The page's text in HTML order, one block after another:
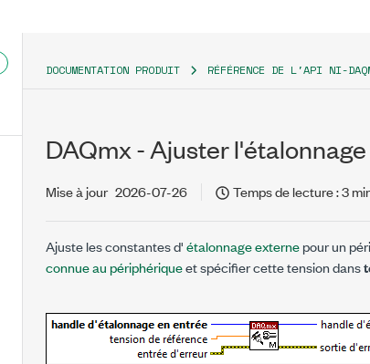
DOCUMENTATION PRODUIT RÉFÉRENCE DE L'API NI-
DAQmx - Ajuster
Mise à jour 2026-07-26 Temps de lecture : 3
Ajuste les constantes d'étalonnage externepour un
connue au périphériqueet spécifier cette tension dans